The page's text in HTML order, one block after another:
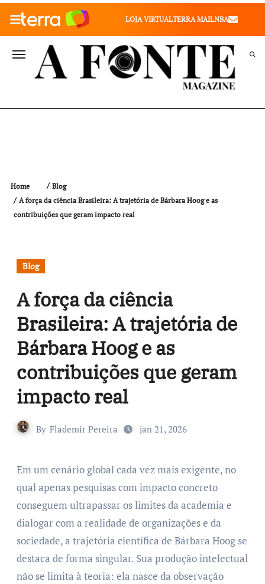
010" />
LOJA VIRTUALTERRA MAILNBA
Home
Blog
A força da ciência Brasileira: A trajetória de Bárbara Hoog e as
contribuições que geram impacto real
Blog
A força da ciência
Brasileira: A trajetória de
Bárbara Hoog e as
contribuições que geram
impacto real
By Flademir Pereira jan 21, 2026
Em um cenário global cada vez mais exigente, no
qual apenas pesquisas com impacto concreto
conseguem ultrapassar os limites da academia e
dialogar com a realidade de organizações e da
sociedade, a trajetória científica de Bárbara Hoog se
destaca de forma singular. Sua produção intelectual
não se limita à teoria: ela nasce da observação